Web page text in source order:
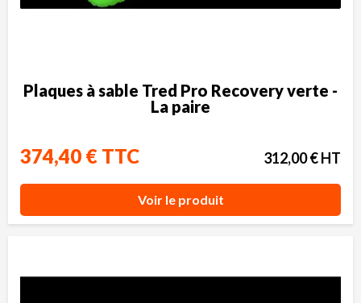
Plaques à sable Tred Pro Recovery verte -
La paire
374,40 € TTC 312,00 € HT
Voir le produit